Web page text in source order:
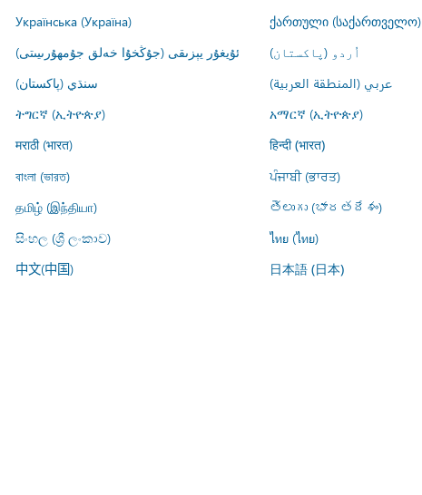
Українська (Україна)
ქართული (საქართველო)
ئۇيغۇر يېزىقى (جۇڭخۇا خەلق جۇمھۇرىيىتى)
اُردو (پاکستان)
سنڌي (پاکستان)
عربي (المنطقة العربية)
ትግርኛ (ኢትዮጵያ) አማርኛ (ኢትዮጵያ)
मराठी (भारत) हिन्दी (भारत)
বাংলা (ভারত)
ਪੰਜਾਬੀ (ਭਾਰਤ)
தமிழ் (இந்தியா)
తెలుగు (భారతదేశం)
සිංහල (ශ්‍රී ලංකාව)
ไทย (ไทย)
中文(中国) 日本語 (日本)